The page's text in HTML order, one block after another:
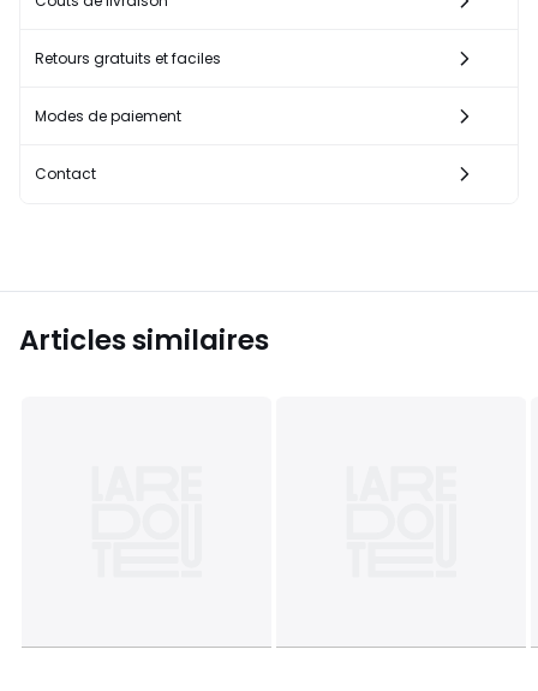
Retours gratuits et faciles
Modes de paiement
Contact
Articles similaires